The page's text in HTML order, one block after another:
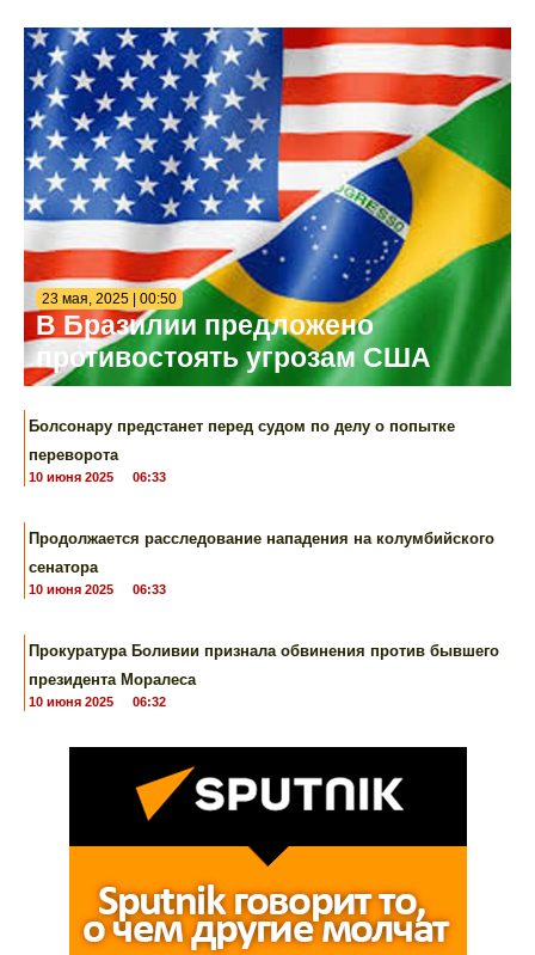
23 мая, 2025 | 00:50
В Бразилии предложено
противостоять угрозам США
Болсонару предстанет перед судом по делу о попытке
переворота
10 июня 2025 06:33
Продолжается расследование нападения на колумбийского
сенатора
10 июня 2025 06:33
Прокуратура Боливии признала обвинения против бывшего
президента Моралеса
10 июня 2025 06:32